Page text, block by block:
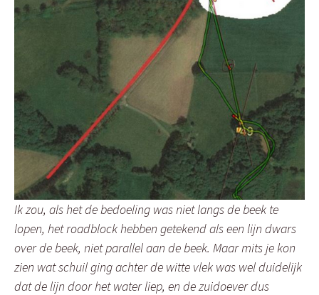
Ik zou, als het de bedoeling was niet langs de beek te
lopen, het roadblock hebben getekend als een lijn dwars
over de beek, niet parallel aan de beek. Maar mits je kon
zien wat schuil ging achter de witte vlek was wel duidelijk
dat de lijn door het water liep, en de zuidoever dus